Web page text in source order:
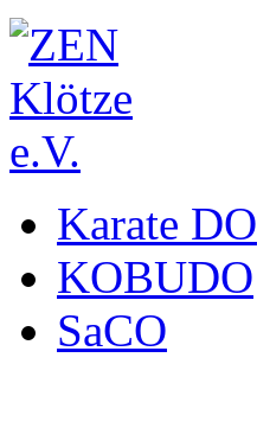
Karate DO
KOBUDO
SaCO